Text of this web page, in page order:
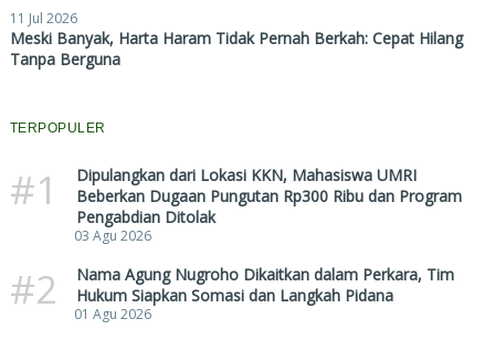
11 Jul 2026
Meski Banyak, Harta Haram Tidak Pernah Berkah: Cepat Hilang
Tanpa Berguna
TERPOPULER
#1
Dipulangkan dari Lokasi KKN, Mahasiswa UMRI
Beberkan Dugaan Pungutan Rp300 Ribu dan Program
Pengabdian Ditolak
03 Agu 2026
#2
Nama Agung Nugroho Dikaitkan dalam Perkara, Tim
Hukum Siapkan Somasi dan Langkah Pidana
01 Agu 2026